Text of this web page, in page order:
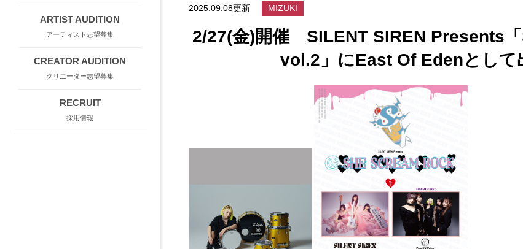
ARTIST AUDITION
アーティスト志望募集
CREATOR AUDITION
クリエーター志望募集
RECRUIT
採用情報
2025.09.08更新 MIZUKI
2/27(金)開催 SILENT SIREN Presents
vol.2」にEast Of Edenとして